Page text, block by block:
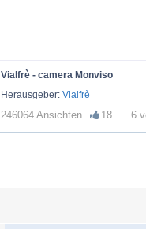
Vialfrè - camera Monviso
Herausgeber: Vialfrè
246064 Ansichten 18 6